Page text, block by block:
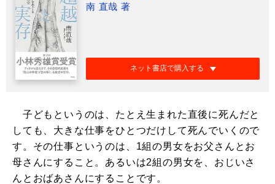
南 直哉 著
ネット書店で購入する
子どもというのは、たとえ生まれた直後に死んだと
しても、大きな仕事をひとつだけして死んでいくので
す。その仕事というのは、1組の男女をお父さんとお
母さんにすること。あるいは2組の男女を、おじいさ
んとおばあさんにすることです。